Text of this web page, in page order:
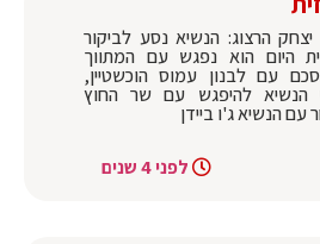
הרצוג: הנשיא נסע לביקור
היום הוא נפגש עם המתווך
עם לבנון עמוס הוכשטיין,
הנשיא להיפגש עם שר החוץ
עם הנשיא ג'ו ביידן
לפני 4 שנים